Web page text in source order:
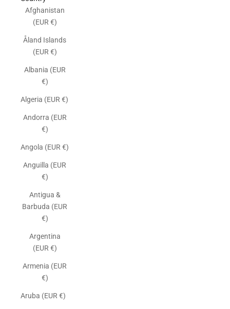
Afghanistan
(EUR €)
Åland Islands
(EUR €)
Albania (EUR
€)
Algeria (EUR €)
Andorra (EUR
€)
Angola (EUR €)
Anguilla (EUR
€)
Antigua &
Barbuda (EUR
€)
Argentina
(EUR €)
Armenia (EUR
€)
Aruba (EUR €)